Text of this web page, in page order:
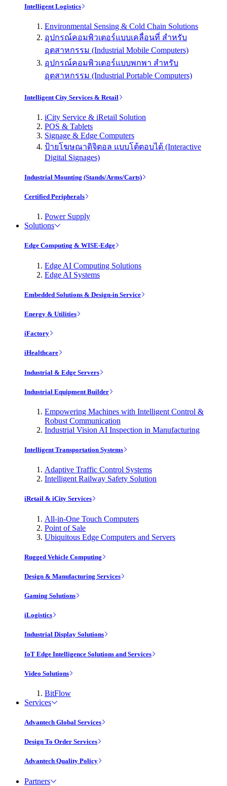
Intelligent Logistics
Environmental Sensing & Cold Chain Solutions
อุปกรณ์คอมพิวเตอร์แบบเคลื่อนที่ สำหรับ
อุตสาหกรรม (Industrial Mobile Computers)
อุปกรณ์คอมพิวเตอร์แบบพกพา สำหรับ
อุตสาหกรรม (Industrial Portable Computers)
Intelligent City Services & Retail
iCity Service & iRetail Solution
POS & Tablets
Signage & Edge Computers
ป้ายโฆษณาดิจิตอล แบบโต้ตอบได้ (Interactive
Digital Signages)
Industrial Mounting (Stands/Arms/Carts)
Certified Peripherals
Power Supply
Solutions
Edge Computing & WISE-Edge
Edge AI Computing Solutions
Edge AI Systems
Embedded Solutions & Design-in Service
Energy & Utilities
iFactory
iHealthcare
Industrial & Edge Servers
Industrial Equipment Builder
Empowering Machines with Intelligent Control &
Robust Communication
Industrial Vision AI Inspection in Manufacturing
Intelligent Transportation Systems
Adaptive Traffic Control Systems
Intelligent Railway Safety Solution
iRetail & iCity Services
All-in-One Touch Computers
Point of Sale
Ubiquitous Edge Computers and Servers
Rugged Vehicle Computing
Design & Manufacturing Services
Gaming Solutions
iLogistics
Industrial Display Solutions
IoT Edge Intelligence Solutions and Services
Video Solutions
BitFlow
Services
Advantech Global Services
Design To Order Services
Advantech Quality Policy
Partners